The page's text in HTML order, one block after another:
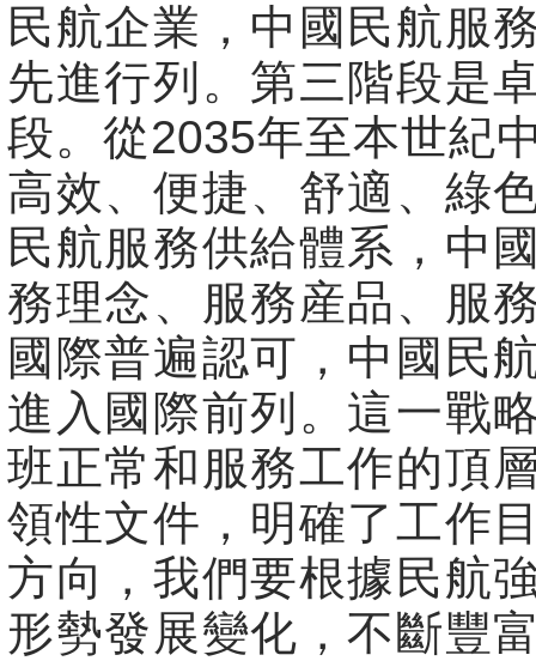
民航企業，中國民航服
先進行列。第三階段是
段。從2035年至本世紀
高效、便捷、舒適、綠
民航服務供給體系，中
務理念、服務産品、服
國際普遍認可，中國民
進入國際前列。這一戰
班正常和服務工作的頂
領性文件，明確了工作
方向，我們要根據民航
形勢發展變化，不斷豐